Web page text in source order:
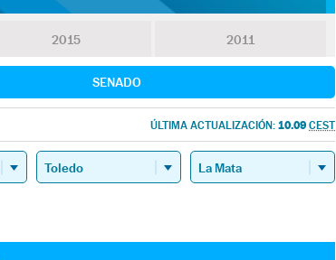
2015 2011
SENADO
ÚLTIMA ACTUALIZACIÓN: 10.09 CEST